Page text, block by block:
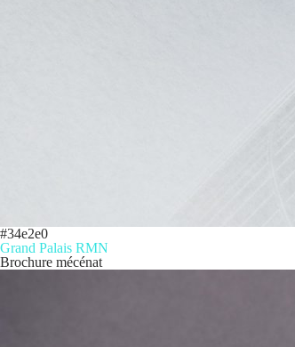
#34e2e0
Grand Palais RMN
Brochure mécénat